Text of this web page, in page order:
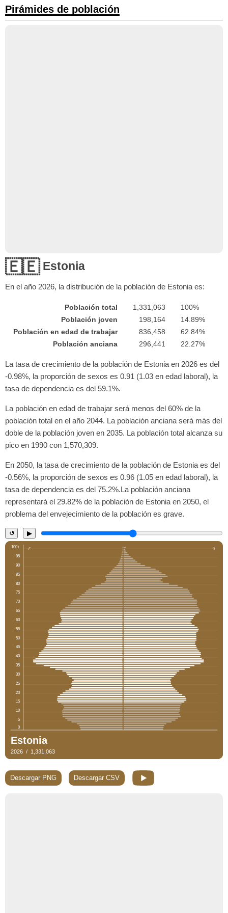
Pirámides de población
🇪🇪Estonia
En el año 2026, la distribución de la población de Estonia es:
Población total 1,331,063
100%
Población joven
198,164
14.89%
Población en edad de trabajar
836,458
62.84%
Población anciana
296,441 22.27%
La tasa de crecimiento de la población de Estonia en 2026 es del
-0.98%, la proporción de sexos es 0.91 (1.03 en edad laboral), la
tasa de dependencia es del 59.1%.
La población en edad de trabajar será menos del 60% de la
población total en el año 2044. La población anciana será más del
doble de la población joven en 2035. La población total alcanza su
pico en 1990 con 1,570,309.
En 2050, la tasa de crecimiento de la población de Estonia es del
-0.56%, la proporción de sexos es 0.96 (1.05 en edad laboral), la
tasa de dependencia es del 75.2%.La población anciana
representará el 29.82% de la población de Estonia en 2050, el
problema del envejecimiento de la población es grave.
↺ ▶
Descargar PNG Descargar CSV